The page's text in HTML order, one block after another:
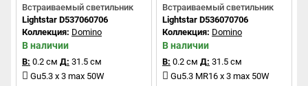
Встраиваемый светильник
Lightstar D537060706
Коллекция: Domino
В наличии
В: 0.2 см Д: 31.5 см
Gu5.3 x 3 max 50W
Встраиваемый светильник
Lightstar D536070706
Коллекция: Domino
В наличии
В: 0.2 см Д: 31.5 см
Gu5.3 MR16 x 3 max 50W